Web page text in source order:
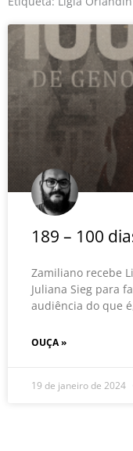
189 – 100
Zamiliano recebe
Juliana Sieg para
audiência do que
OUÇA »
19 de janeiro de 2024